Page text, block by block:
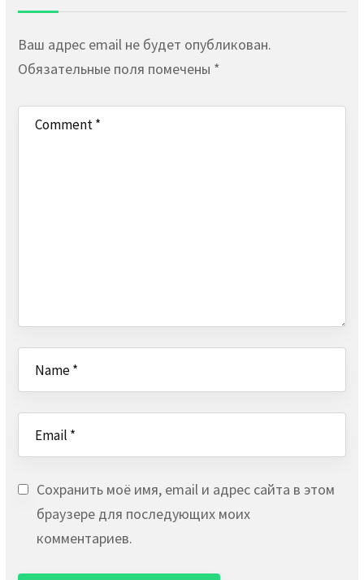
Ваш адрес email не будет опубликован.
Обязательные поля помечены *
Сохранить моё имя, email и адрес сайта в этом
браузере для последующих моих
комментариев.